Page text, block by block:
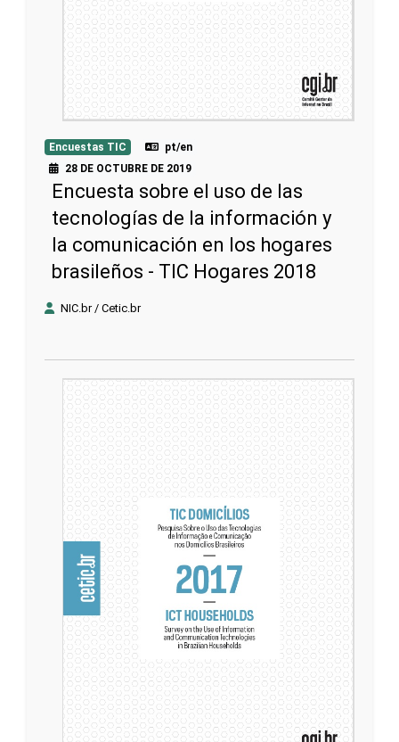
Encuestas TIC
pt/en
28 DE OCTUBRE DE 2019
Encuesta sobre el uso de las
tecnologías de la información y
la comunicación en los hogares
brasileños - TIC Hogares 2018
NIC.br / Cetic.br